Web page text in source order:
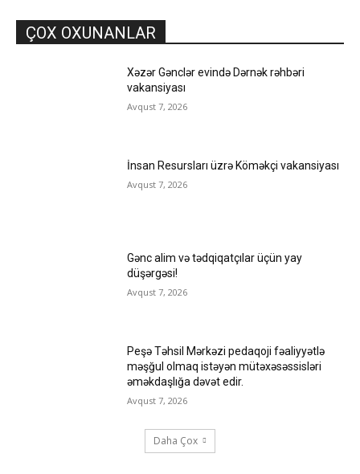
ÇOX OXUNANLAR
Xəzər Gənclər evində Dərnək rəhbəri
vakansiyası
Avqust 7, 2026
İnsan Resursları üzrə Köməkçi vakansiyası
Avqust 7, 2026
Gənc alim və tədqiqatçılar üçün yay
düşərgəsi!
Avqust 7, 2026
Peşə Təhsil Mərkəzi pedaqoji fəaliyyətlə
məşğul olmaq istəyən mütəxəsəssisləri
əməkdaşlığa dəvət edir.
Avqust 7, 2026
Daha Çox